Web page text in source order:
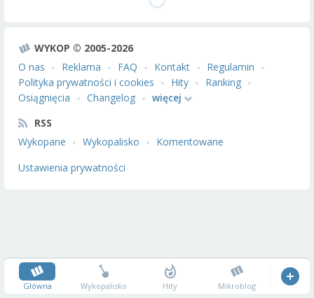
WYKOP © 2005-2026
O nas
Reklama FAQ Kontakt
Regulamin
Polityka prywatności i cookies
Hity
Ranking
Osiągnięcia
Changelog
więcej
RSS
Wykopane
Wykopalisko
Komentowane
Ustawienia prywatności
Główna Wykopalisko Hity Mikroblog